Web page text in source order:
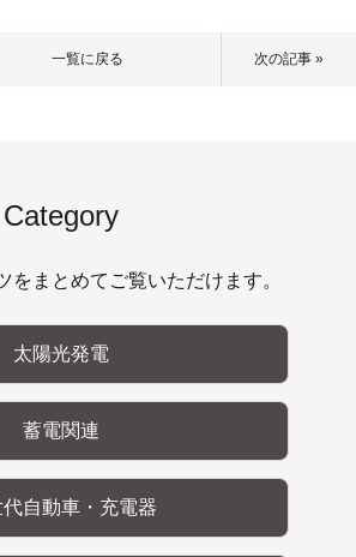
一覧に戻る 次の記事 »
Category
をまとめてご覧いただけます。
太陽光発電
蓄電関連
代自動車・充電器